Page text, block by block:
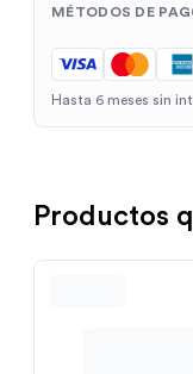
MÉTODOS DE
Hasta 6 meses sin
Productos